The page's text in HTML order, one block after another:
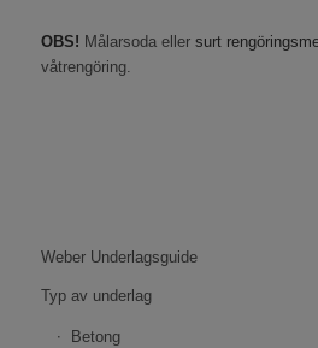
OBS! Målarsoda eller surt
våtrengöring.
Weber Underlagsguide
Typ av underlag
Betong